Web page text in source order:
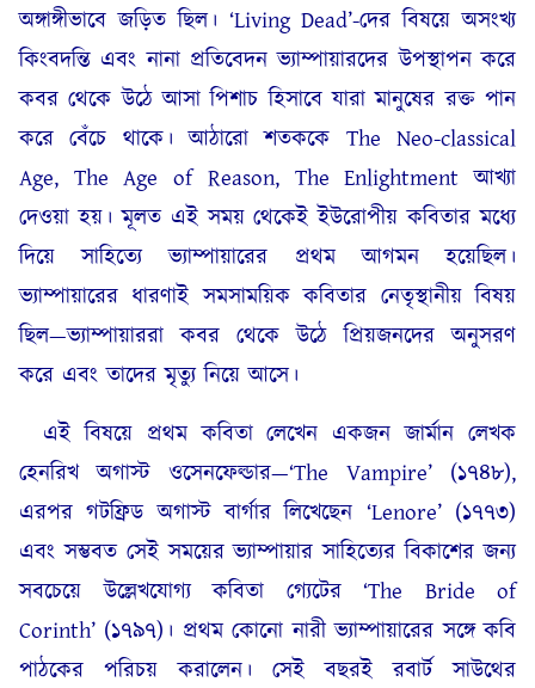
অঙ্গাঙ্গীভাবে জড়িত ছিল। ‘Living Dead’-দের বিষয়ে অসংখ্য
কিংবদন্তি এবং নানা প্রতিবেদন ভ্যাম্পায়ারদের উপস্থাপন করে
কবর থেকে উঠে আসা পিশাচ হিসাবে যারা মানুষের রক্ত পান
করে বেঁচে থাকে। আঠারো শতককে The Neo-classical
Age, The Age of Reason, The Enlightment আখ্যা
দেওয়া হয়। মূলত এই সময় থেকেই ইউরোপীয় কবিতার মধ্যে
দিয়ে সাহিত্যে ভ্যাম্পায়ারের প্রথম আগমন হয়েছিল।
ভ্যাম্পায়ারের ধারণাই সমসাময়িক কবিতার নেতৃস্থানীয় বিষয়
ছিল—ভ্যাম্পায়াররা কবর থেকে উঠে প্রিয়জনদের অনুসরণ
করে এবং তাদের মৃত্যু নিয়ে আসে।
এই বিষয়ে প্রথম কবিতা লেখেন একজন জার্মান লেখক
হেনরিখ অগাস্ট ওসেনফেল্ডার—‘The Vampire’ (১৭৪৮),
এরপর গটফ্রিড অগাস্ট বার্গার লিখেছেন ‘Lenore’ (১৭৭৩)
এবং সম্ভবত সেই সময়ের ভ্যাম্পায়ার সাহিত্যের বিকাশের জন্য
সবচেয়ে উল্লেখযোগ্য কবিতা গ্যেটের ‘The Bride of
Corinth’ (১৭৯৭)। প্রথম কোনো নারী ভ্যাম্পায়ারের সঙ্গে কবি
পাঠকের পরিচয় করালেন। সেই বছরই রবার্ট সাউথের